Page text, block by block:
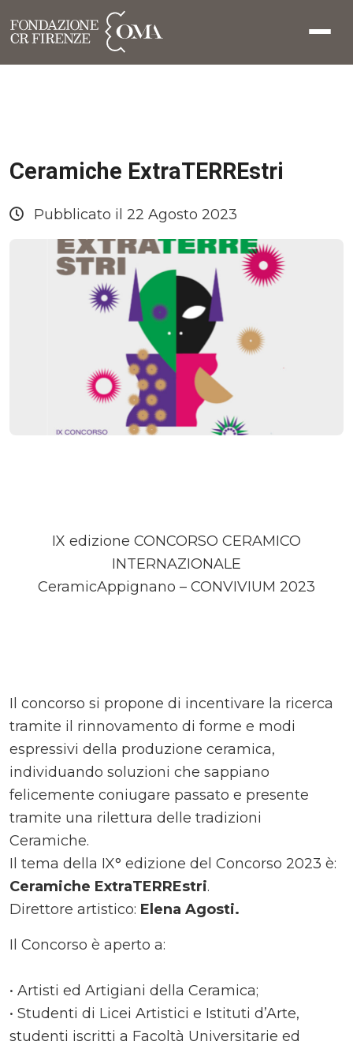
Ceramiche ExtraTERREstri
Pubblicato il 22 Agosto 2023
IX edizione CONCORSO CERAMICO
INTERNAZIONALE
CeramicAppignano – CONVIVIUM 2023
Il concorso si propone di incentivare la ricerca
tramite il rinnovamento di forme e modi
espressivi della produzione ceramica,
individuando soluzioni che sappiano
felicemente coniugare passato e presente
tramite una rilettura delle tradizioni
Ceramiche.
Il tema della IX° edizione del Concorso 2023 è:
Ceramiche ExtraTERREstri.
Direttore artistico: Elena Agosti.
Il Concorso è aperto a:
• Artisti ed Artigiani della Ceramica;
• Studenti di Licei Artistici e Istituti d’Arte,
studenti iscritti a Facoltà Universitarie ed